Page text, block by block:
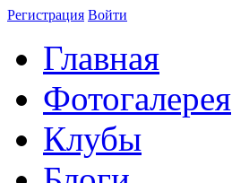
Регистрация Войти
Главная
Фотогалерея
Клубы